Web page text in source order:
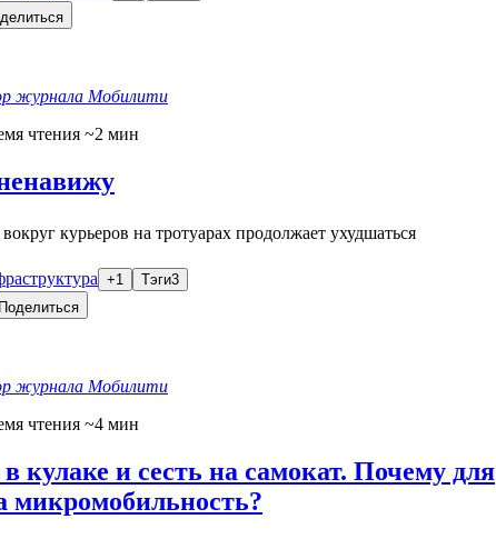
журнала Мобилити
чтения ~2 мин
курьеров на тротуарах продолжает ухудшаться
+1 Тэги3
Поделиться
журнала Мобилити
чтения ~4 мин
кулаке и сесть на самокат. Почему для